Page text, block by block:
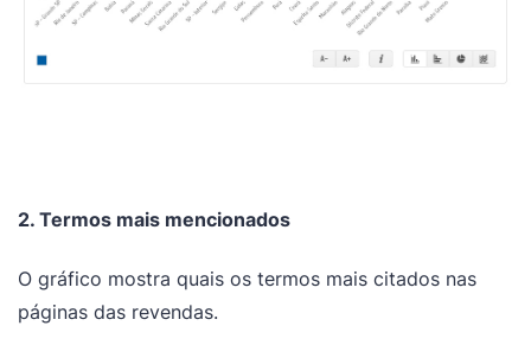
2. Termos mais mencionados
O gráfico mostra quais os termos mais citados nas
páginas das revendas.